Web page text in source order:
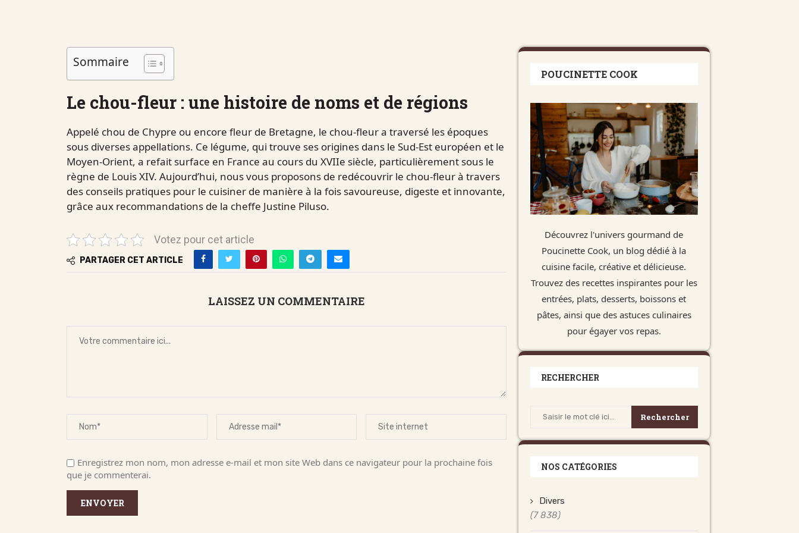
Sommaire
Le chou-fleur : une histoire de noms et de régions
Appelé chou de Chypre ou encore fleur de Bretagne, le chou-fleur a traversé les époques
sous diverses appellations. Ce légume, qui trouve ses origines dans le Sud-Est européen et le
Moyen-Orient, a refait surface en France au cours du XVIIe siècle, particulièrement sous le
règne de Louis XIV. Aujourd’hui, nous vous proposons de redécouvrir le chou-fleur à travers
des conseils pratiques pour le cuisiner de manière à la fois savoureuse, digeste et innovante,
grâce aux recommandations de la cheffe Justine Piluso.
Votez pour cet article
PARTAGER CET ARTICLE
LAISSEZ UN COMMENTAIRE
Enregistrez mon nom, mon adresse e-mail et mon site Web dans ce navigateur pour la prochaine fois
que je commenterai.
POUCINETTE COOK
Découvrez l'univers gourmand de
Poucinette Cook, un blog dédié à la
cuisine facile, créative et délicieuse.
Trouvez des recettes inspirantes pour les
entrées, plats, desserts, boissons et
pâtes, ainsi que des astuces culinaires
pour égayer vos repas.
RECHERCHER
Rechercher
NOS CATÉGORIES
Divers
(7 838)